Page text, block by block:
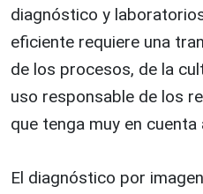
diagnóstico y
eficiente requiere una
de los procesos, de la
uso responsable de los
que tenga muy en cuenta
El diagnóstico por